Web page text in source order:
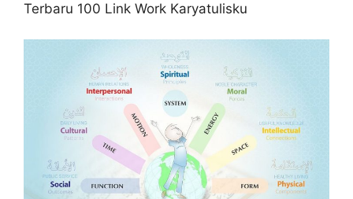
Terbaru 100 Link Work Karyatulisku